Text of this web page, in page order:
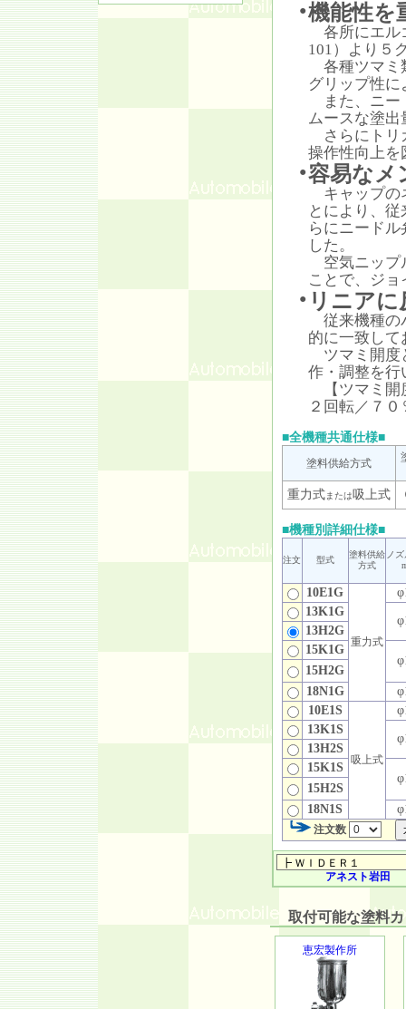
●機能性を
各所にエル
101）より５
各種ツマミ
グリップ性
また、ニー
ムースな塗出
さらにトリ
操作性向上を
●容易なメ
キャップの
とにより、
らにニード
した。
空気ニップ
ことで、ジ
● リニア
従来機種の
的に一致して
ツマミ開度
作・調整を行
【ツマミ開
２回転／７０
■全機種共通仕様■
塗料供給方式
重力式または吸上式
■機種別詳細仕様■
注文 型式
塗料供給
方式
ノ
10E1G
重力式
13K1G
13H2G
15K1G
15H2G
18N1G
10E1S
吸上式
13K1S
13H2S
15K1S
15H2S
18N1S
注文数
アネスト岩田
取付可能な塗料カ
恵宏製作所